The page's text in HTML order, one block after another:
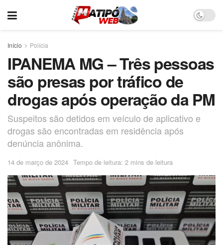
Início Polícia
IPANEMA MG – Três pessoas
são presas por tráfico de
drogas após operação da PM
Suspeitos são detidos em veículo de aplicativo e
drogas são encontradas em residência após
denúncia anônima.
14 de março de 2024 Tempo de leitura: 2 mins de leitura